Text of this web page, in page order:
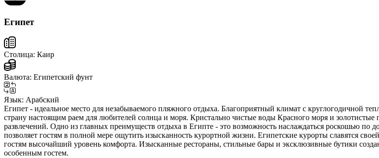
Египет
Столица: Каир
Валюта: Египетский фунт
Язык: Арабский
Египет - идеальное место для незабываемого пляжного отдыха. Благоприятный климат с круглогодичной
страну настоящим раем для любителей солнца и моря. Кристально чистые воды Красного моря и
развлечений. Одно из главных преимуществ отдыха в Египте - это возможность наслаждаться роскошью
позволяет гостям в полной мере ощутить изысканность курортной жизни. Египетские курорты славятся
гостям высочайший уровень комфорта. Изысканные рестораны, стильные бары и эксклюзивные бутики
особенным гостем.